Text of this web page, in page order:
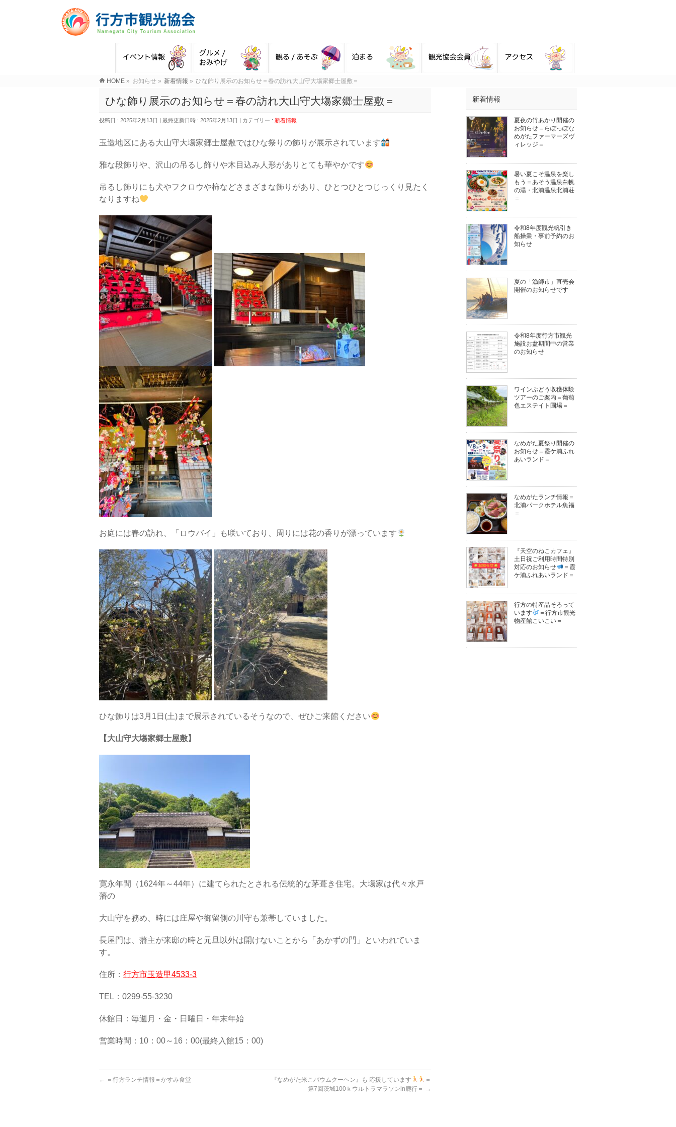
HOME » お知らせ » 新着情報 » ひな飾り展示のお知らせ＝春の訪れ大山守大塲家郷士屋敷＝
ひな飾り展示のお知らせ＝春の訪れ大山守大塲家郷士屋敷＝
投稿日 : 2025年2月13日 最終更新日時 : 2025年2月13日 カテゴリー : 新着情報
玉造地区にある大山守大塲家郷士屋敷ではひな祭りの飾りが展示されています
雅な段飾りや、沢山の吊るし飾りや木目込み人形がありとても華やかです
吊るし飾りにも犬やフクロウや柿などさまざまな飾りがあり、ひとつひとつじっくり見たく
なりますね
お庭には春の訪れ、「ロウバイ」も咲いており、周りには花の香りが漂っています
ひな飾りは3月1日(土)まで展示されているそうなので、ぜひご来館ください
【大山守大塲家郷士屋敷】
寛永年間（1624年～44年）に建てられたとされる伝統的な茅葺き住宅。大塲家は代々水戸
藩の
大山守を務め、時には庄屋や御留側の川守も兼帯していました。
長屋門は、藩主が来邸の時と元旦以外は開けないことから「あかずの門」といわれていま
す。
住所： 行方市玉造甲4533-3
TEL：0299-55-3230
休館日：毎週月・金・日曜日・年末年始
営業時間：10：00～16：00(最終入館15：00)
← ＝行方ランチ情報＝かすみ食堂 『なめがた米こバウムクーヘン』も 応援しています
＝
第7回茨城100ｋウルトラマラソンin鹿行＝ →
新着情報
夏夜の竹あかり開催の
お知らせ＝らぽっぽな
めがたファーマーズヴ
ィレッジ＝
暑い夏こそ温泉を楽し
もう＝あそう温泉白帆
の湯・北浦温泉北浦荘
＝
令和8年度観光帆引き
船操業・事前予約のお
知らせ
夏の「漁師市」直売会
開催のお知らせです
令和8年度行方市観光
施設お盆期間中の営業
のお知らせ
ワインぶどう収穫体験
ツアーのご案内＝葡萄
色エステイト圃場＝
なめがた夏祭り開催の
お知らせ＝霞ケ浦ふれ
あいランド＝
なめがたランチ情報＝
北浦パークホテル魚福
＝
『天空のねこカフェ』
土日祝ご利用時間特別
対応のお知らせ
＝霞
ケ浦ふれあいランド＝
行方の特産品そろって
います
＝行方市観光
物産館こいこい＝